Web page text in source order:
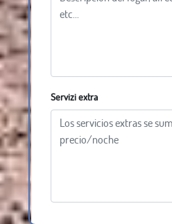
Servizi extra